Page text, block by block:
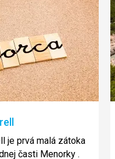
je prvá malá zátoka
časti Menorky .